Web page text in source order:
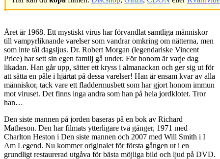
Året är 1968. Ett mystiskt virus har förvandlat samtliga människor
till vampyrliknande varelser som vandrar omkring om nätterna, men
som inte tål dagsljus. Dr. Robert Morgan (legendariske Vincent
Price) har sett sin egen familj gå under. För honom är varje dag
likadan. Han går upp, sätter ett kryss i almanackan och ger sig ut för
att sätta en påle i hjärtat på dessa varelser! Han är ensam kvar av alla
människor, tack vare ett fladdermusbett som har gjort honom immun
mot viruset. Det finns inga andra som han på hela jordklotet. Tror
han…
Den siste mannen på jorden baseras på en bok av Richard
Matheson. Den har filmats ytterligare två gånger, 1971 med
Charlton Heston i Den siste mannen och 2007 med Will Smith i I
Am Legend. Nu kommer originalet för första gången ut i en
grundligt restaurerad utgåva för bästa möjliga bild och ljud på DVD.